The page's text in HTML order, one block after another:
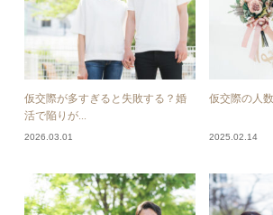
仮交際が多すぎると失敗する？婚
活で陥りが...
2026.03.01
仮交際の人
2025.02.14